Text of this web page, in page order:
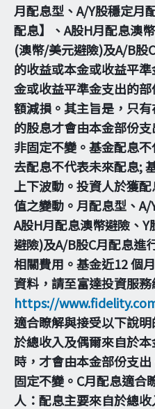
月配息型、A/Y股穩定月
配息】、A股H月配息澳
(澳幣/美元避險)及A/B股
的收益或本金或收益平
金或收益平準金支出的
額減損。其主旨是，只
的股息才會由本金部份
非固定不變。基金配息
去配息不代表未來配息;
上下波動。投資人於獲
值之變動。月配息型、A/
A股H月配息澳幣避險、
避險)及A/B股C月配息進
相關費用。基金近12 個
資料，請至富達投資服務
https://
適合瞭解與接受以下說
於總收入及偶爾來自於
時，才會由本金部份支
固定不變。C月配息適合
人：配息主要來自於總